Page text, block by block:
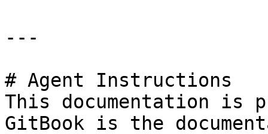
---
# Agent Instructions
This documentation is
GitBook is the